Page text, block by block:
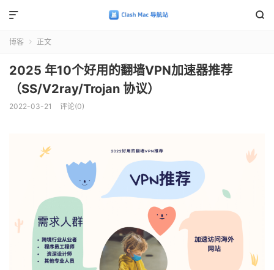


博客  正文
2025 年10个好用的翻墙VPN加速器推荐
（SS/V2ray/Trojan 协议）
2022-03-21 评论(0)